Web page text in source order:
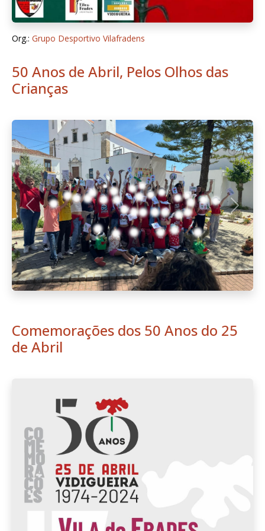
Org.: Grupo Desportivo Vilafradens
50 Anos de Abril, Pelos Olhos das
Crianças
Anterior
Comemorações dos 50 Anos do 25
de Abril